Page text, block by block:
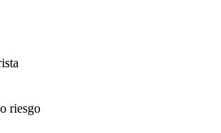
riesgo